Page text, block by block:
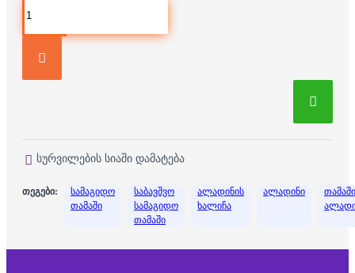
სურვილების სიაში დამატება
თეგები:
სამაგიდო
თამაში
საბავშვო
სამაგიდო
თამაში
ალადინის
ხალიჩა
ალადინი
თამაში